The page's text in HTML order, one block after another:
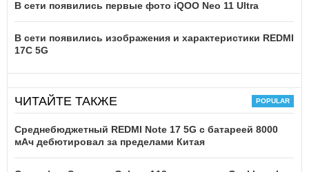
В сети появились первые фото iQOO Neo 11 Ultra
В сети появились изображения и характеристики REDMI
17C 5G
ЧИТАЙТЕ ТАКЖЕ
Среднебюджетный REDMI Note 17 5G с батареей 8000
мАч дебютировал за пределами Китая